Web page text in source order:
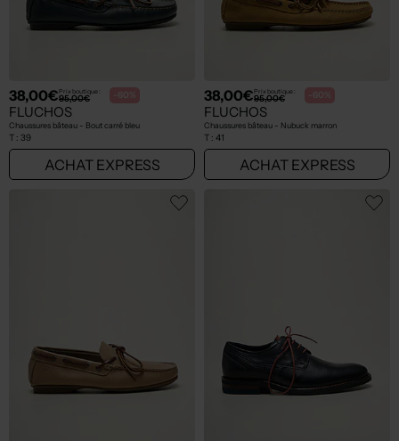
38,00€Prix boutique :
95,00€ -60%
FLUCHOS
Chaussures bâteau - Bout carré bleu
T : 39
ACHAT EXPRESS
38,00€Prix boutique :
95,00€ -60%
FLUCHOS
Chaussures bâteau - Nubuck marron
T : 41
ACHAT EXPRESS